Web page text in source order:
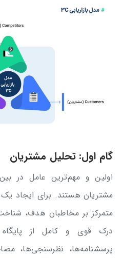
گام اول: تحلیل مشتریان
مشتریان هستند. برای ایجاد یک
متمرکز بر مخاطبان هدف،
درک قوی و کامل از پایگاه
پرسشنامه‌ها، نظرسنجی‌ها،